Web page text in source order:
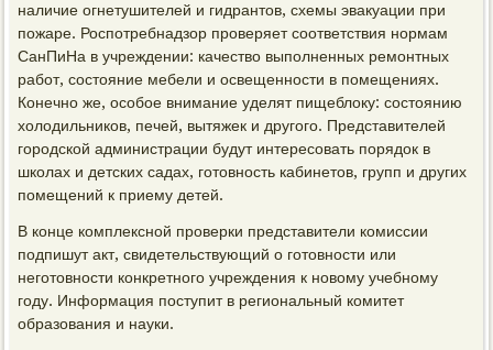
наличие огнетушителей и гидрантов, схемы эвакуации при
пожаре. Роспотребнадзор проверяет соответствия нормам
СанПиНа в учреждении: качество выполненных ремонтных
работ, состояние мебели и освещенности в помещениях.
Конечно же, особое внимание уделят пищеблоку: состоянию
холодильников, печей, вытяжек и другого. Представителей
городской администрации будут интересовать порядок в
школах и детских садах, готовность кабинетов, групп и других
помещений к приему детей.
В конце комплексной проверки представители комиссии
подпишут акт, свидетельствующий о готовности или
неготовности конкретного учреждения к новому учебному
году. Информация поступит в региональный комитет
образования и науки.